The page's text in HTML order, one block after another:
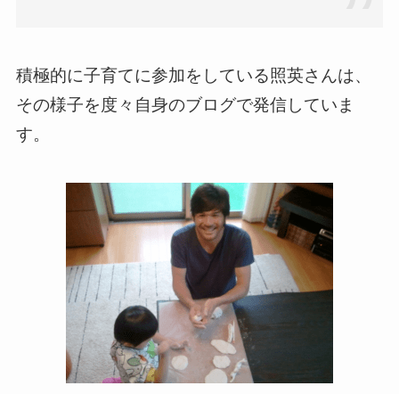
積極的に子育てに参加をしている照英さんは、
その様子を度々自身のブログで発信していま
す。